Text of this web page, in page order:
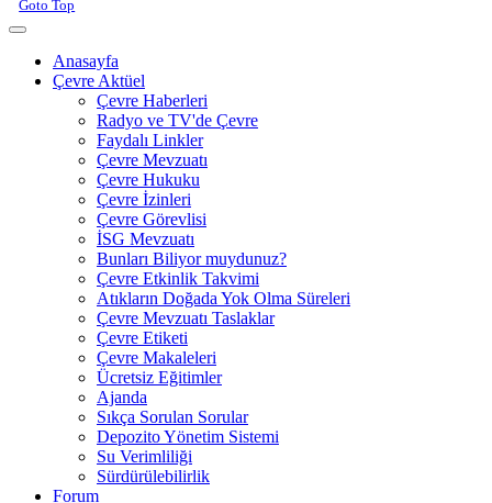
Goto Top
Anasayfa
Çevre Aktüel
Çevre Haberleri
Radyo ve TV'de Çevre
Faydalı Linkler
Çevre Mevzuatı
Çevre Hukuku
Çevre İzinleri
Çevre Görevlisi
İSG Mevzuatı
Bunları Biliyor muydunuz?
Çevre Etkinlik Takvimi
Atıkların Doğada Yok Olma Süreleri
Çevre Mevzuatı Taslaklar
Çevre Etiketi
Çevre Makaleleri
Ücretsiz Eğitimler
Ajanda
Sıkça Sorulan Sorular
Depozito Yönetim Sistemi
Su Verimliliği
Sürdürülebilirlik
Forum